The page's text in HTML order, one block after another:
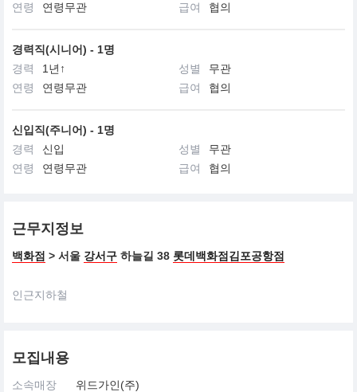
연령
연령무관 급여 협의
경력직(시니어) - 1명
경력
1년↑ 성별
무관
연령
연령무관 급여 협의
신입직(주니어) - 1명
경력
신입 성별
무관
연령
연령무관 급여 협의
근무지정보
백화점 > 서울 강서구 하늘길 38 롯데백화점김포공항점
인근지하철
모집내용
소속매장 위드가인(주)